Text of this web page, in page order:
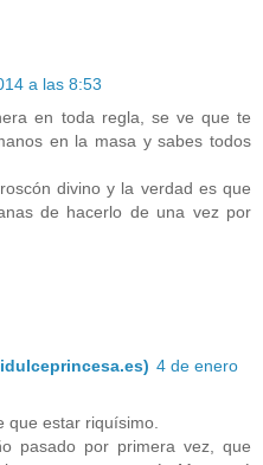
a las 8:53
en toda regla, se ve que te
en la masa y sabes todos
divino y la verdad es que
de hacerlo de una vez por
4 de enero
que estar riquísimo.
pasado por primera vez, que